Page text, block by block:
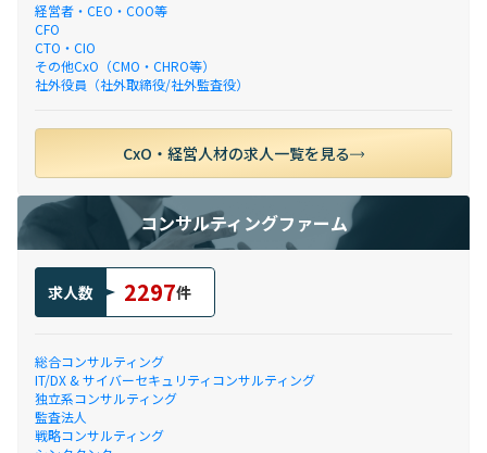
経営者・CEO・COO等
CFO
CTO・CIO
その他CxO（CMO・CHRO等）
社外役員（社外取締役/社外監査役）
CxO・経営人材の求人一覧を見る
コンサルティングファーム
求人数 2297件
総合コンサルティング
IT/DX & サイバーセキュリティコンサルティング
独立系コンサルティング
監査法人
戦略コンサルティング